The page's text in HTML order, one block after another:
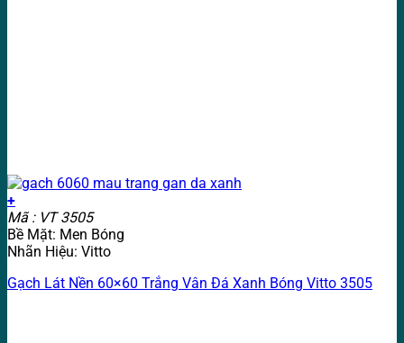
+
Mã : VT 3505
Bề Mặt: Men Bóng
Nhãn Hiệu: Vitto
Gạch Lát Nền 60×60 Trắng Vân Đá Xanh Bóng Vitto 3505